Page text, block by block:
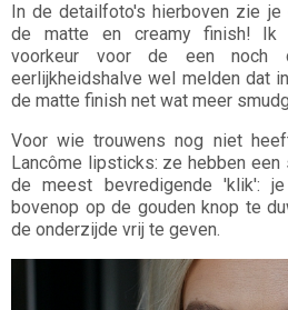
In de detailfoto's hierboven zie
de matte en creamy finish! Ik
voorkeur voor de een
eerlijkheidshalve wel melden dat
de matte finish net wat meer
Voor wie trouwens nog niet
Lancôme lipsticks: ze hebben
de meest bevredigende 'klik':
bovenop op de gouden knop te
de onderzijde vrij te geven.